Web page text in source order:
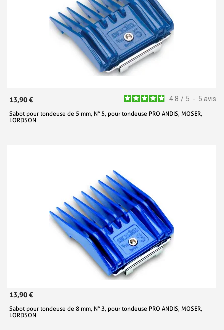
4.8 / 5 - 5 avis
13,90 €
Sabot pour tondeuse de 5 mm, N° 5, pour tondeuse PRO ANDIS, MOSER,
LORDSON
13,90 €
Sabot pour tondeuse de 8 mm, N° 3, pour tondeuse PRO ANDIS, MOSER,
LORDSON